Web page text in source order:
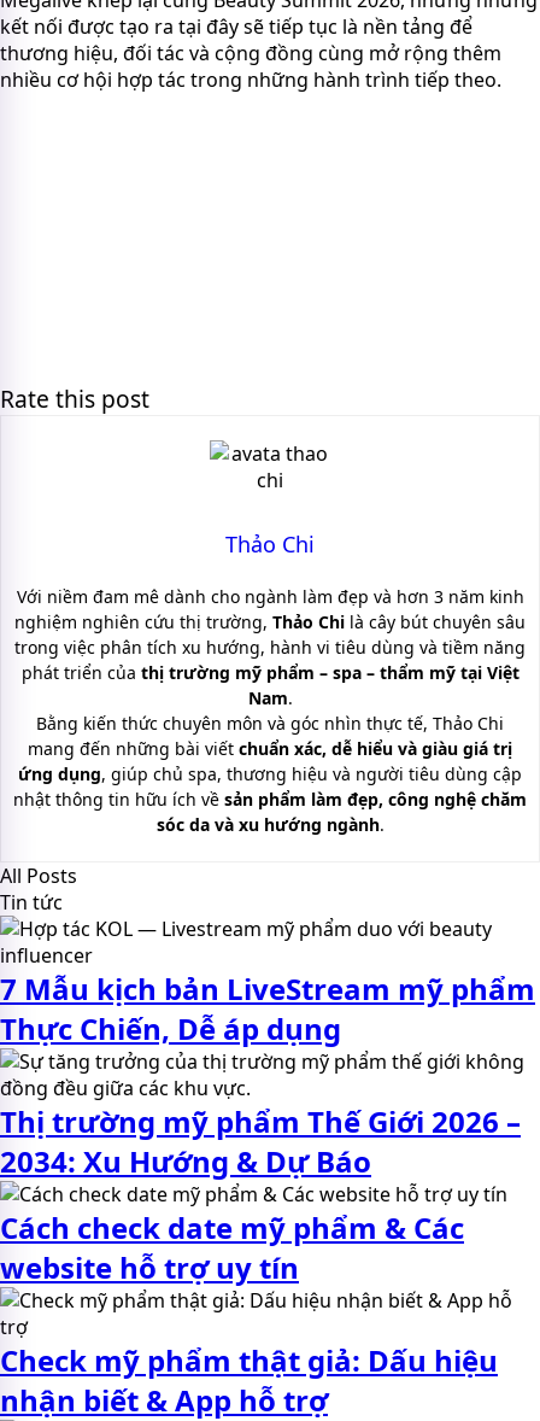
kết nối được tạo ra tại đây sẽ tiếp tục là nền tảng để
thương hiệu, đối tác và cộng đồng cùng mở rộng thêm
nhiều cơ hội hợp tác trong những hành trình tiếp theo.
Rate this post
Thảo Chi
Với niềm đam mê dành cho ngành làm đẹp và hơn 3 năm kinh
nghiệm nghiên cứu thị trường, Thảo Chi là cây bút chuyên sâu
trong việc phân tích xu hướng, hành vi tiêu dùng và tiềm năng
phát triển của thị trường mỹ phẩm – spa – thẩm mỹ tại Việt
Nam.
Bằng kiến thức chuyên môn và góc nhìn thực tế, Thảo Chi
mang đến những bài viết chuẩn xác, dễ hiểu và giàu giá trị
ứng dụng, giúp chủ spa, thương hiệu và người tiêu dùng cập
nhật thông tin hữu ích về sản phẩm làm đẹp, công nghệ chăm
sóc da và xu hướng ngành.
All Posts
Tin tức
7 Mẫu kịch bản LiveStream mỹ phẩm
Thực Chiến, Dễ áp dụng
Thị trường mỹ phẩm Thế Giới 2026 –
2034: Xu Hướng & Dự Báo
Cách check date mỹ phẩm & Các
website hỗ trợ uy tín
Check mỹ phẩm thật giả: Dấu hiệu
nhận biết & App hỗ trợ